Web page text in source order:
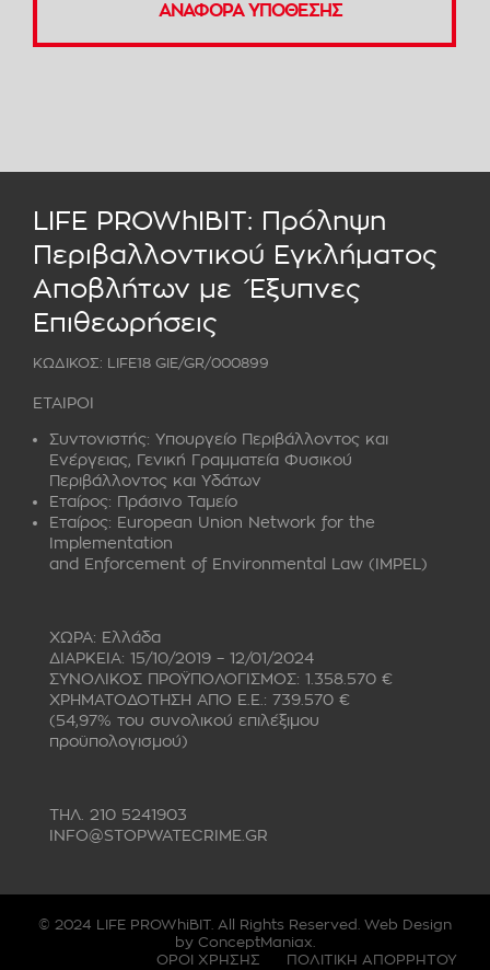
ΑΝΑΦΟΡΑ ΥΠΟΘΕΣΗΣ
LIFE PROWhIBIT: Πρόληψη
Περιβαλλοντικού Εγκλήματος
Αποβλήτων με Έξυπνες
Επιθεωρήσεις
ΚΩΔΙΚΟΣ: LIFE18 GIE/GR/000899
ΕΤΑΙΡΟΙ
Συντονιστής: Υπουργείο Περιβάλλοντος και
Ενέργειας, Γενική Γραμματεία Φυσικού
Περιβάλλοντος και Υδάτων
Εταίρος: Πράσινο Ταμείο
Εταίρος: European Union Network for the
Implementation
and Enforcement of Environmental Law (IMPEL)
ΧΩΡΑ: Ελλάδα
ΔΙΑΡΚΕΙΑ: 15/10/2019 – 12/01/2024
ΣΥΝΟΛΙΚΟΣ ΠΡΟΫΠΟΛΟΓΙΣΜΟΣ: 1.358.570 €
ΧΡΗΜΑΤΟΔΟΤΗΣΗ ΑΠΟ Ε.Ε.: 739.570 €
(54,97% του συνολικού επιλέξιμου
προϋπολογισμού)
ΤΗΛ. 210 5241903
INFO@STOPWATECRIME.GR
© 2024 LIFE PROWhiBIT. All Rights Reserved. Web Design
by ConceptManiax
ΟΡΟΙ ΧΡΗΣΗΣ
ΠΟΛΙΤΙΚΗ ΑΠΟΡΡΗΤΟΥ